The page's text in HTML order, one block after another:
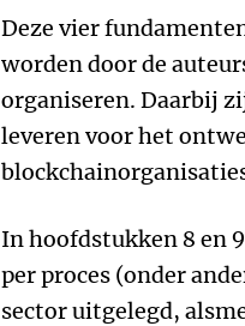
Deze vier
worden door de
organiseren. Daarbij
leveren voor het
In hoofdstukken 8 en
per proces (onder
sector uitgelegd,